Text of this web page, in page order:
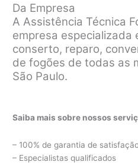
Da Empresa
A Assistência Técnica
empresa especializada
conserto, reparo,
de fogões de todas as
São Paulo.
Saiba mais sobre nossos
– 100% de garantia de
– Especialistas qualificados